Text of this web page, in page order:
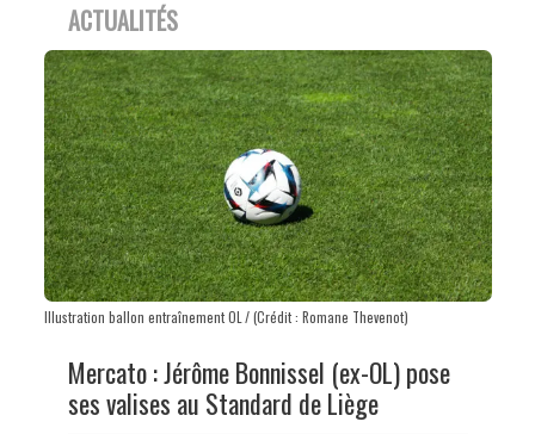
ACTUALITÉS
Illustration ballon entraînement OL / (Crédit : Romane Thevenot)
Mercato : Jérôme Bonnissel (ex-OL) pose
ses valises au Standard de Liège